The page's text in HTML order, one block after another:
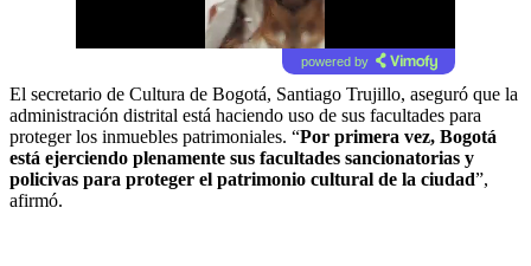
powered by
El secretario de Cultura de Bogotá, Santiago Trujillo, aseguró que la
administración distrital está haciendo uso de sus facultades para
proteger los inmuebles patrimoniales. “Por primera vez, Bogotá
está ejerciendo plenamente sus facultades sancionatorias y
policivas para proteger el patrimonio cultural de la ciudad”,
afirmó.